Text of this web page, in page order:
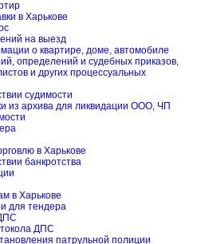
в Харькове
на выезд
о квартире, доме, автомобиле
определений и судебных приказов,
и других процессуальных
судимости
из архива для ликвидации ООО, ЧП
в Харькове
банкротства
в Харькове
для тендера
ДПС
патрульной полиции